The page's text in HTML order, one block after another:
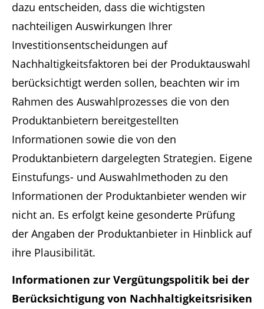
dazu entscheiden, dass die wichtigsten
nachteiligen Auswirkungen Ihrer
Investitionsentscheidungen auf
Nachhaltigkeitsfaktoren bei der Produktauswahl
berücksichtigt werden sollen, beachten wir im
Rahmen des Auswahlprozesses die von den
Produktanbietern bereitgestellten
Informationen sowie die von den
Produktanbietern dargelegten Strategien. Eigene
Einstufungs- und Auswahlmethoden zu den
Informationen der Produktanbieter wenden wir
nicht an. Es erfolgt keine gesonderte Prüfung
der Angaben der Produktanbieter in Hinblick auf
ihre Plausibilität.
Informationen zur Vergütungspolitik bei der
Berücksichtigung von Nachhaltigkeitsrisiken